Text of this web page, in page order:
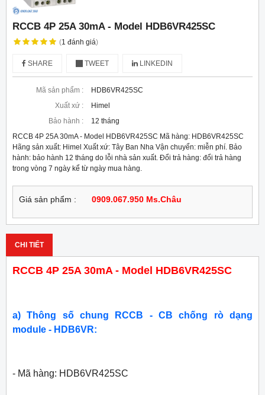
RCCB 4P 25A 30mA - Model HDB6VR425SC
(1 đánh giá)
SHARE TWEET LINKEDIN
Mã sản phẩm :
HDB6VR425SC
Xuất xứ :
Himel
Bảo hành :
12 tháng
RCCB 4P 25A 30mA - Model HDB6VR425SC Mã hàng: HDB6VR425SC
Hãng sản xuất: Himel Xuất xứ: Tây Ban Nha Vận chuyển: miễn phí. Bảo
hành: bảo hành 12 tháng do lỗi nhà sản xuất. Đổi trả hàng: đổi trả hàng
trong vòng 7 ngày kể từ ngày mua hàng.
Giá sản phẩm : 0909.067.950 Ms.Châu
CHI TIẾT
RCCB 4P 25A 30mA - Model HDB6VR425SC
a) Thông số chung RCCB - CB chống rò dạng
module - HDB6VR:
- Mã hàng: HDB6VR425SC